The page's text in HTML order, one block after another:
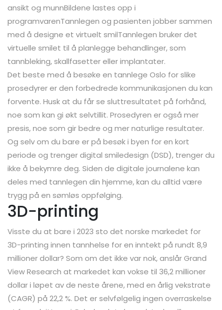
ansikt og munnBildene lastes opp i
programvarenTannlegen og pasienten jobber sammen
med å designe et virtuelt smilTannlegen bruker det
virtuelle smilet til å planlegge behandlinger, som
tannbleking, skallfasetter eller implantater.
Det beste med å besøke en tannlege Oslo for slike
prosedyrer er den forbedrede kommunikasjonen du kan
forvente. Husk at du får se sluttresultatet på forhånd,
noe som kan gi økt selvtillit. Prosedyren er også mer
presis, noe som gir bedre og mer naturlige resultater.
Og selv om du bare er på besøk i byen for en kort
periode og trenger digital smiledesign (DSD), trenger du
ikke å bekymre deg. Siden de digitale journalene kan
deles med tannlegen din hjemme, kan du alltid være
trygg på en sømløs oppfølging.
3D-printing
Visste du at bare i 2023 sto det norske markedet for
3D-printing innen tannhelse for en inntekt på rundt 8,9
millioner dollar? Som om det ikke var nok, anslår Grand
View Research at markedet kan vokse til 36,2 millioner
dollar i løpet av de neste årene, med en årlig vekstrate
(CAGR) på 22,2 %. Det er selvfølgelig ingen overraskelse